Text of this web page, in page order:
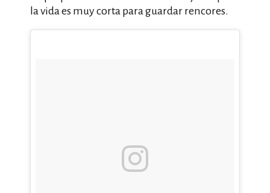
la vida es muy corta para guardar rencores.